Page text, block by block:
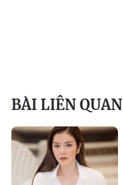
BÀI LIÊN QUAN